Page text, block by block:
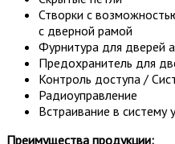
Створки с
с дверной рамой
Фурнитура для дверей
Предохранитель для
Контроль доступа /
Радиоуправление
Встраивание в систему
Преимущества продукции: